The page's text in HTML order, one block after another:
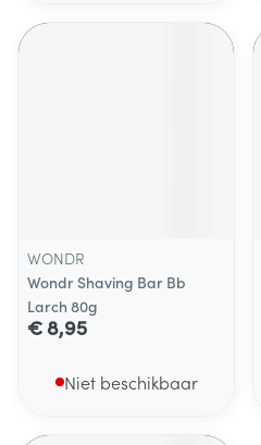
WONDR
Wondr Shaving Bar Bb
Larch 80g
€ 8,95
Niet beschikbaar